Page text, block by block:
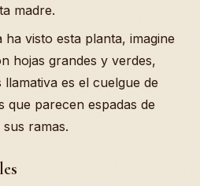
madre.
visto esta planta, imagine
hojas grandes y verdes,
es el cuelgue de
que parecen espadas de
ramas.